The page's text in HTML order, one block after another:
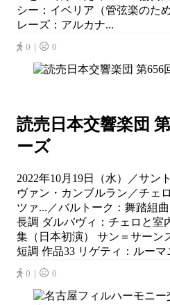
シー：イベリア（管弦楽のた
レーズ：アルカナ...
0｜ 0
読売日本交響楽団
ーズ
2022年10月19日（水）／サン
ヴァン・カンブルラン／チェ
ツァ...／バルトーク：舞踏組
長調 ダルバヴィ：チェロと室
集（日本初演） サン＝サーン
短調 作品33 リゲティ：ルーマ
0｜ 0